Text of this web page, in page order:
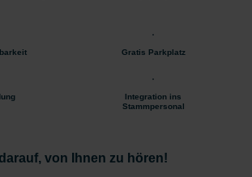
Gratis Parkplatz
Integration ins
Stammpersonal
von Ihnen zu hören!